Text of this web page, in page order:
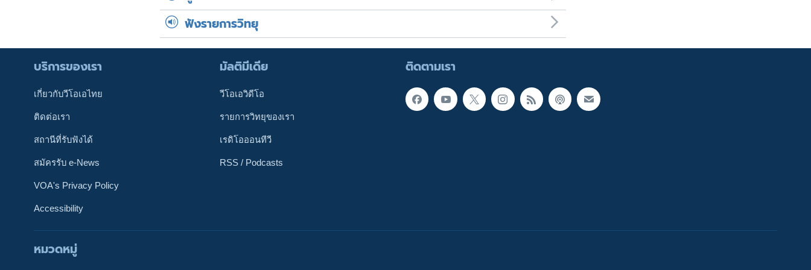
ฟังรายการวิทยุ
ติดตามเรา
บริการของเรา
เกี่ยวกับวีโอเอไทย
ติดต่อเรา
สถานีที่รับฟังได้
สมัครรับ e-News
VOA's Privacy Policy
Accessibility
มัลติมีเดีย
วีโอเอวิดีโอ
รายการวิทยุของเรา
เรดิโอออนทีวี
RSS / Podcasts
หมวดหมู่